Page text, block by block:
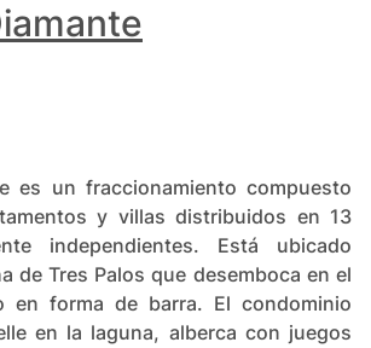
es un fraccionamiento compuesto
y villas distribuidos en 13
independientes. Está ubicado
de Tres Palos que desemboca en el
en forma de barra. El condominio
en la laguna, alberca con juegos